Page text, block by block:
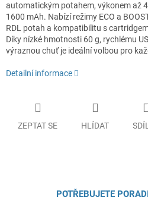
automatickým potahem, výkonem až
1600 mAh. Nabízí režimy ECO a
RDL potah a kompatibilitu s
Díky nízké hmotnosti 60 g, rychlému
výraznou chuť je ideální volbou pro
Detailní informace
ZEPTAT SE HLÍDAT
POTŘEBUJETE